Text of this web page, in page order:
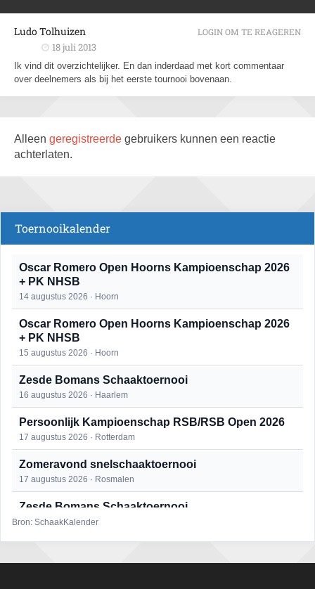
Ludo Tolhuizen
18 juli 2013
Ik vind dit overzichtelijker. En dan inderdaad met kort commentaar
over deelnemers als bij het eerste tournooi bovenaan.
LOGIN OM TE REAGEREN
Alleen geregistreerde gebruikers kunnen een reactie
achterlaten.
Toernooikalender
Oscar Romero Open Hoorns Kampioenschap 2026
+ PK NHSB
14 augustus 2026 · Hoorn
Oscar Romero Open Hoorns Kampioenschap 2026
+ PK NHSB
15 augustus 2026 · Hoorn
Zesde Bomans Schaaktoernooi
16 augustus 2026 · Haarlem
Persoonlijk Kampioenschap RSB/RSB Open 2026
17 augustus 2026 · Rotterdam
Zomeravond snelschaaktoernooi
17 augustus 2026 · Rosmalen
Zesde Bomans Schaaktoernooi
17 augustus 2026 · Haarlem
18 augustus 2026 · Rosmalen
Bron: SchaakKalender